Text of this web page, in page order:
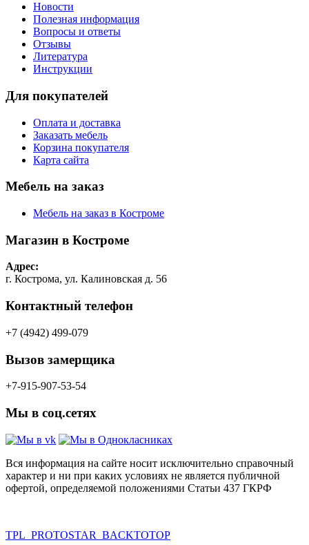
Новости
Полезная информация
Вопросы и ответы
Отзывы
Литература
Инструкции
Для покупателей
Оплата и доставка
Заказать мебель
Корзина покупателя
Карта сайта
Мебель на заказ
Мебель на заказ в Костроме
Магазин в Костроме
Адрес:
г. Кострома, ул. Калиновская д. 56
Контактный телефон
+7 (4942) 499-079
Вызов замерщика
+7-915-907-53-54
Мы в соц.сетях
Вся информация на сайте носит исключительно справочный
характер и ни при каких условиях не является публичной
офертой, определяемой положениями Статьи 437 ГКРФ
TPL_PROTOSTAR_BACKTOTOP